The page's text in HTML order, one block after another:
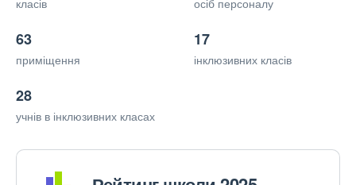
класів осіб персоналу
63
приміщення
17
інклюзивних класів
28
учнів в інклюзивних класах